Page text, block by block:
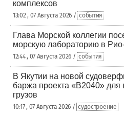
комплексов
13:02 , 07 Августа 2026 / события
Глава Морской коллегии
морскую лабораторию в
12:44 , 07 Августа 2026 / события
В Якутии на новой
баржа проекта «В2040» для
грузов
10:17 , 07 Августа 2026 / судостроение